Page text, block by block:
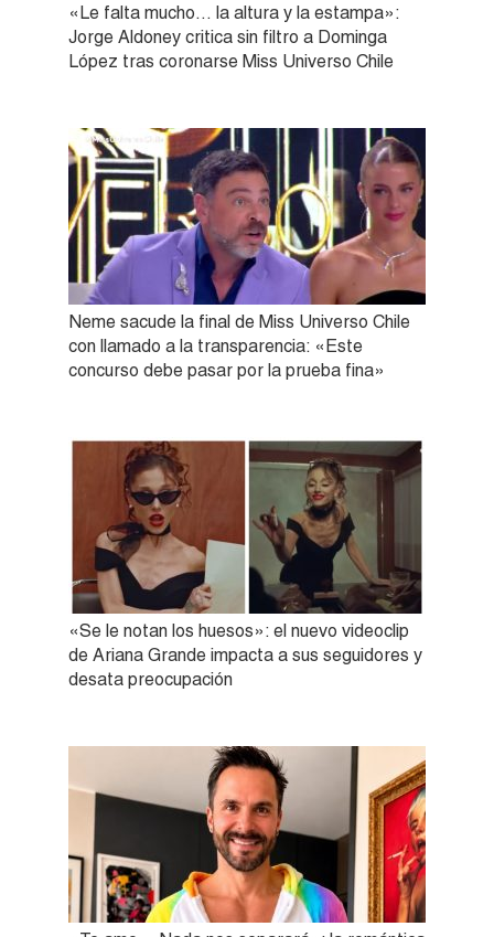
«Le falta mucho… la altura y la estampa»:
Jorge Aldoney critica sin filtro a Dominga
López tras coronarse Miss Universo Chile
Neme sacude la final de Miss Universo Chile
con llamado a la transparencia: «Este
concurso debe pasar por la prueba fina»
«Se le notan los huesos»: el nuevo videoclip
de Ariana Grande impacta a sus seguidores y
desata preocupación